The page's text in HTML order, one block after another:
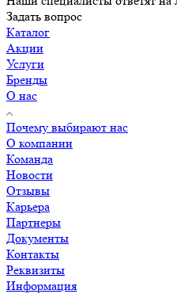
Задать вопрос
Каталог
Акции
Услуги
Бренды
О нас
Почему выбирают нас
О компании
Команда
Новости
Отзывы
Карьера
Партнеры
Документы
Контакты
Реквизиты
Информация